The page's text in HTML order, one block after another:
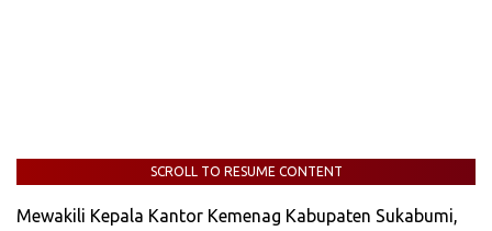
SCROLL TO RESUME CONTENT
Mewakili Kepala Kantor Kemenag Kabupaten Sukabumi,